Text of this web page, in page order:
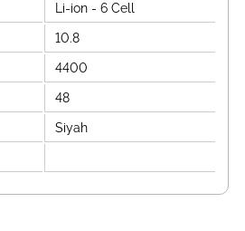
Li-ion - 6 Cell
10.8
4400
48
Siyah